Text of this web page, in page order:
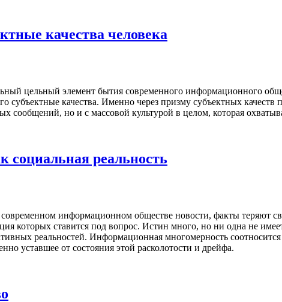
качества человека
цельный элемент бытия современного ин­формационного
субъектные качества. Именно через призму субъектных качеств
но и с массовой культурой в целом, которая
социальная реальность
информацион­ном обществе новости, факты теряют
которых ставит­ся под вопрос. Истин много, но ни одна не
реальностей. Информационная многомерность
уставшее от состояния этой расколотости и дрейфа.